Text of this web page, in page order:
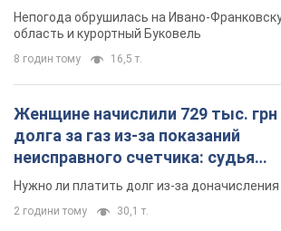
Непогода обрушилась на Ивано-
область и курортный Буковель
8 годин тому 16,5 т.
Женщине начислили 729 тыс. грн
долга за газ из-за показаний
неисправного счетчика: судья
вынес неожиданное решение
Нужно ли платить долг из-за доначисления
2 години тому 30,1 т.